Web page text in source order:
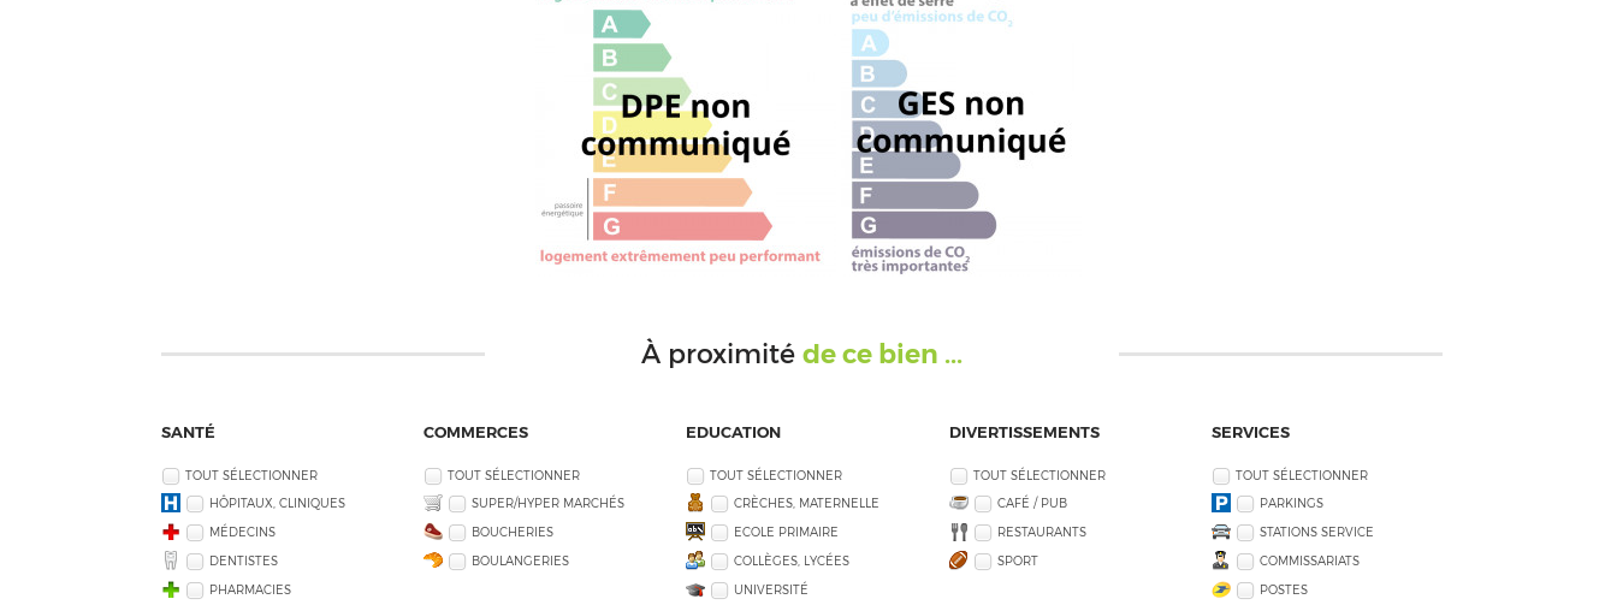
À proximitéde ce bien ...
SANTÉ
TOUT SÉLECTIONNER
HÔPITAUX, CLINIQUES
MÉDECINS
DENTISTES
PHARMACIES
COMMERCES
TOUT SÉLECTIONNER
SUPER/HYPER MARCHÉS
BOUCHERIES
BOULANGERIES
EDUCATION
TOUT SÉLECTIONNER
CRÈCHES, MATERNELLE
ECOLE PRIMAIRE
COLLÈGES, LYCÉES
UNIVERSITÉ
DIVERTISSEMENTS
TOUT SÉLECTIONNER
CAFÉ / PUB
RESTAURANTS
SPORT
SERVICES
TOUT SÉLECTIONNER
PARKINGS
STATIONS SERVICE
COMMISSARIATS
POSTES